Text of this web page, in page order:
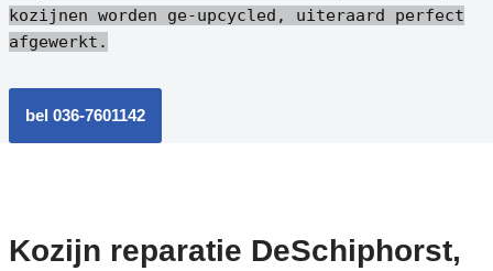
kozijnen worden ge-upcycled, uiteraard perfect
afgewerkt.
bel 036-7601142
Kozijn reparatie DeSchiphorst,